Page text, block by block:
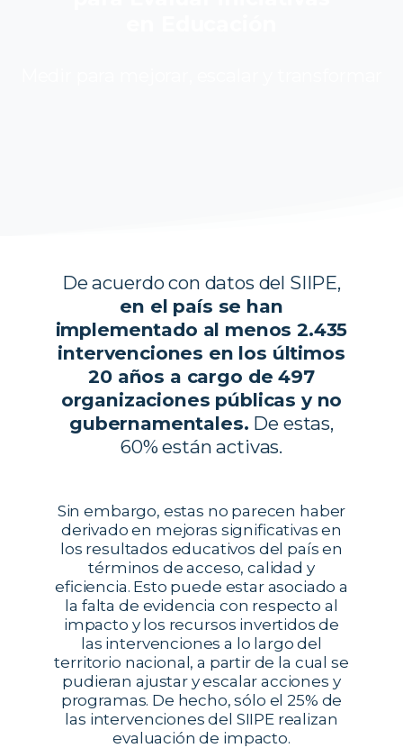
De acuerdo con datos del SIIPE,
en el país se han
implementado al menos 2.435
intervenciones en los últimos
20 años a cargo de 497
organizaciones públicas y no
gubernamentales. De estas,
60% están activas.
Sin embargo, estas no parecen haber
derivado en mejoras significativas en
los resultados educativos del país en
términos de acceso, calidad y
eficiencia. Esto puede estar asociado a
la falta de evidencia con respecto al
impacto y los recursos invertidos de
las intervenciones a lo largo del
territorio nacional, a partir de la cual se
pudieran ajustar y escalar acciones y
programas. De hecho, sólo el 25% de
las intervenciones del SIIPE realizan
evaluación de impacto.